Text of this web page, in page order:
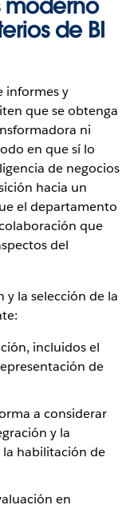
de BI
informes y
que se obtenga
ni
en que sí lo
de negocios
hacia un
el departamento
que
del
y la selección de la
incluidos el
de
a considerar
y la
la habilitación de
en